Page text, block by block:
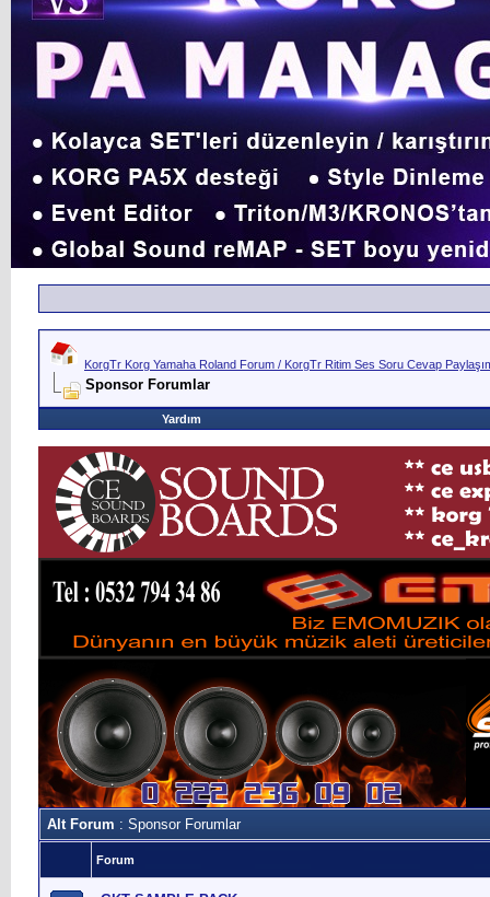
KorgTr Korg Yamaha Roland Forum / KorgTr Ritim Ses Soru Cevap
Sponsor Forumlar
Yardım
Alt Forum : Sponsor Forumlar
Forum